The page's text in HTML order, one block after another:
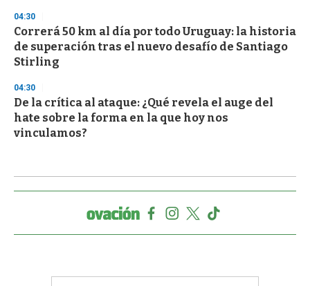
04:30
Correrá 50 km al día por todo Uruguay: la historia
de superación tras el nuevo desafío de Santiago
Stirling
04:30
De la crítica al ataque: ¿Qué revela el auge del
hate sobre la forma en la que hoy nos
vinculamos?